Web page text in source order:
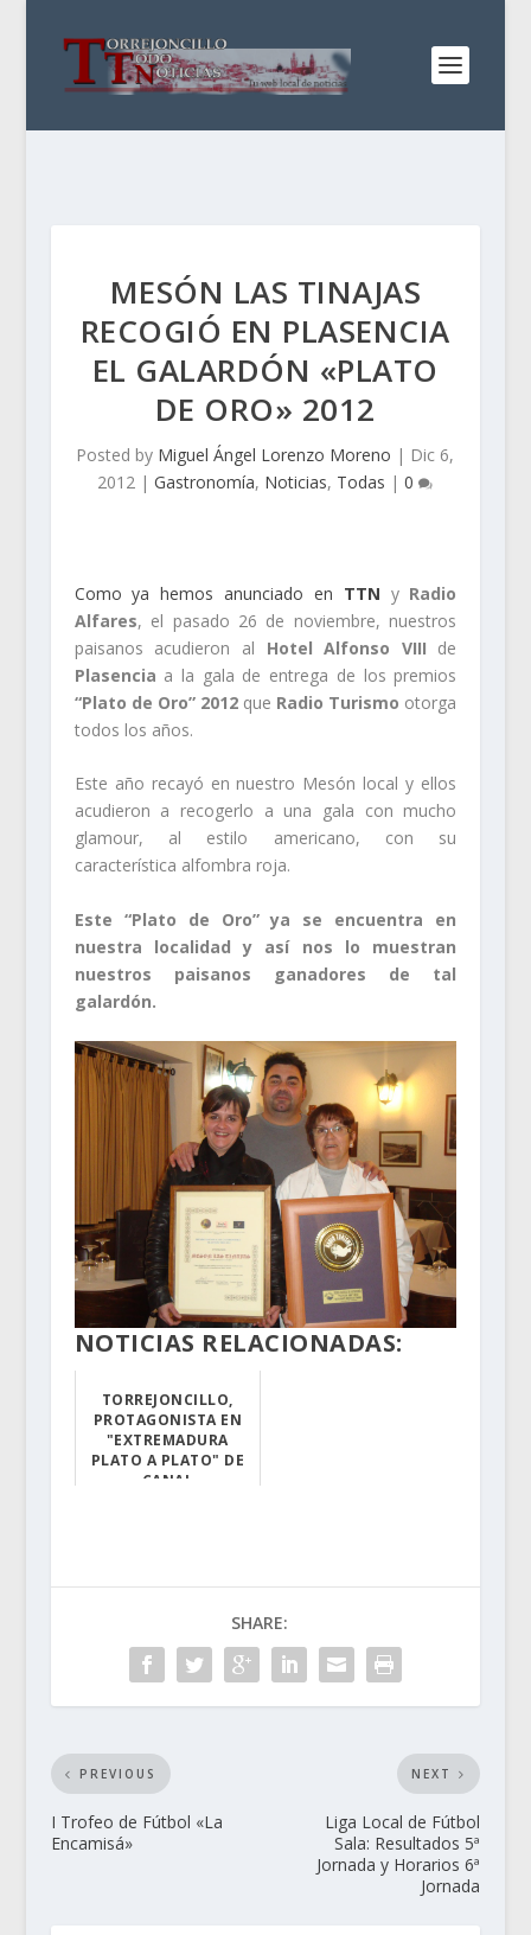
MESÓN LAS TINAJAS
RECOGIÓ EN PLASENCIA
EL GALARDÓN «PLATO
DE ORO» 2012
Posted by Miguel Ángel Lorenzo Moreno | Dic 6,
2012 |Gastronomía, Noticias, Todas |0
Como ya hemos anunciado en TTN y Radio
Alfares, el pasado 26 de noviembre, nuestros
paisanos acudieron al Hotel Alfonso VIII de
Plasencia a la gala de entrega de los premios
“Plato de Oro” 2012que Radio Turismo otorga
todos los años.
Este año recayó en nuestro Mesón local y ellos
acudieron a recogerlo a una gala con mucho
glamour, al estilo americano, con su
característica alfombra roja.
Este “Plato de Oro” ya se encuentra en
nuestra localidad y así nos lo muestran
nuestros paisanos ganadores de tal
galardón.
NOTICIAS RELACIONADAS:
TORREJONCILLO,
PROTAGONISTA EN
"EXTREMADURA
PLATO A PLATO" DE
CANAL
SHARE:
PREVIOUS
I Trofeo de Fútbol «La
Encamisá»
NEXT
Liga Local de Fútbol
Sala: Resultados 5ª
Jornada y Horarios 6ª
Jornada